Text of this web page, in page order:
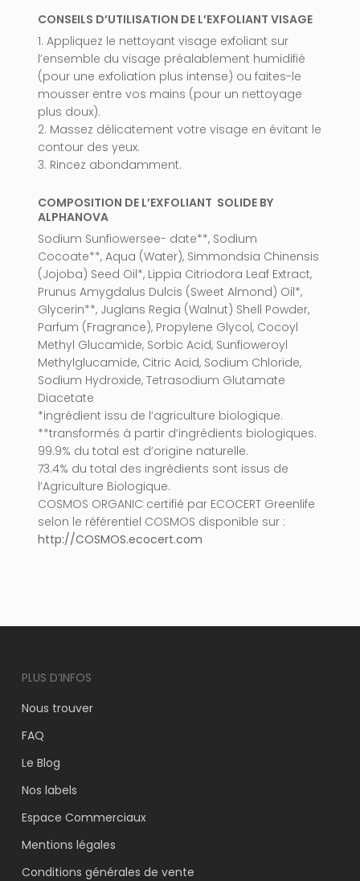
CONSEILS D’UTILISATION DE L’EXFOLIANT VISAGE
1. Appliquez le nettoyant visage exfoliant sur
l’ensemble du visage préalablement humidifié
(pour une exfoliation plus intense) ou faites-le
mousser entre vos mains (pour un nettoyage
plus doux).
2. Massez délicatement votre visage en évitant le
contour des yeux.
3. Rincez abondamment.
COMPOSITION DE L’EXFOLIANT SOLIDE BY
ALPHANOVA
Sodium Sunfiowersee- date**, Sodium
Cocoate**, Aqua (Water), Simmondsia Chinensis
(Jojoba) Seed Oil*, Lippia Citriodora Leaf Extract,
Prunus Amygdalus Dulcis (Sweet Almond) Oil*,
Glycerin**, Juglans Regia (Walnut) Shell Powder,
Parfum (Fragrance), Propylene Glycol, Cocoyl
Methyl Glucamide, Sorbic Acid, Sunfioweroyl
Methylglucamide, Citric Acid, Sodium Chloride,
Sodium Hydroxide, Tetrasodium Glutamate
Diacetate
*ingrédient issu de l’agriculture biologique.
**transformés à partir d’ingrédients biologiques.
99.9% du total est d’origine naturelle.
73.4% du total des ingrédients sont issus de
l’Agriculture Biologique.
COSMOS ORGANIC certifié par ECOCERT Greenlife
selon le référentiel COSMOS disponible sur :
http://COSMOS.ecocert.com
PLUS D’INFOS
Nous trouver
FAQ
Le Blog
Nos labels
Espace Commerciaux
Mentions légales
Conditions générales de vente